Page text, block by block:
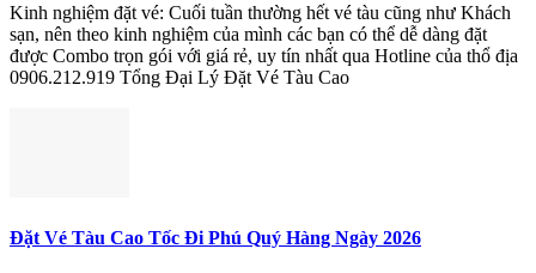
Kinh nghiệm đặt vé: Cuối tuần thường hết vé tàu cũng như Khách
sạn, nên theo kinh nghiệm của mình các bạn có thể dễ dàng đặt
được Combo trọn gói với giá rẻ, uy tín nhất qua Hotline của thổ địa
0906.212.919 Tổng Đại Lý Đặt Vé Tàu Cao
Đặt Vé Tàu Cao Tốc Đi Phú Quý Hàng Ngày 2026